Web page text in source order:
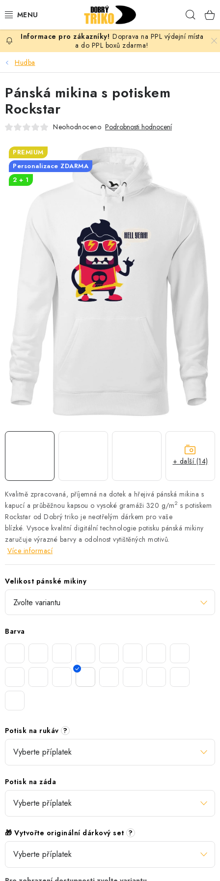
na
PRO ŽENY
PRO MUŽE
PRO DĚTI
PRO PÁRY
VLASTNÍ MOTIV
OKAMŽITĚ K ODBĚRU
MÁM SRDCE POMÁHÁM
PROVIZNÍ SYSTÉM
O nás Časté otázky
Obchodní podmínky
Zásady zpracování ochrany osobních údajů
Napište nám
Doprava na PPL výdejní místa
a do PPL boxů zdarma!
Hudba
Kvalitně zpracovaná, příjemná na dotek a hřejivá pánská mikina s
kapucí a průběžnou kapsou o vysoké gramáži 320 g/m2 s potiskem
Rockstar od Dobrý triko je neotřelým dárkem pro vaše
blízké. Vysoce kvalitní digitální technologie potisku pánská mikiny
zaručuje výrazné barvy a odolnost vytištěných motivů.
Více informací
Velikost pánské mikiny
Barva
Potisk na rukáv ?
Potisk na záda
🎁 Vytvořte originální dárkový set ?
Pánská mikina s potiskem
Rockstar
Neohodnoceno Podrobnosti hodnocení
PREMIUM
Personalizace ZDARMA
2 + 1
+ další (14)